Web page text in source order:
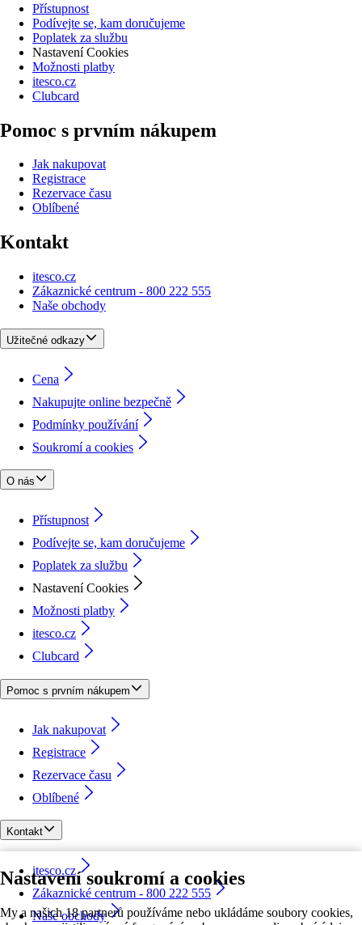
Nastavení soukromí a cookies
My a našich 18 partnerů používáme nebo ukládáme soubory cookies,
Přístupnost
Podívejte se, kam doručujeme
Poplatek za službu
Nastavení Cookies
Možnosti platby
itesco.cz
Clubcard
Pomoc s prvním nákupem
Jak nakupovat
Registrace
Rezervace času
Oblíbené
Kontakt
itesco.cz
Zákaznické centrum - 800 222 555
Naše obchody
Užitečné odkazy
Cena
Nakupujte online bezpečně
Podmínky používání
Soukromí a cookies
O nás
Přístupnost
Podívejte se, kam doručujeme
Poplatek za službu
Nastavení Cookies
Možnosti platby
itesco.cz
Clubcard
Pomoc s prvním nákupem
Jak nakupovat
Registrace
Rezervace času
Oblíbené
Kontakt
itesco.cz
Zákaznické centrum - 800 222 555
Naše obchody